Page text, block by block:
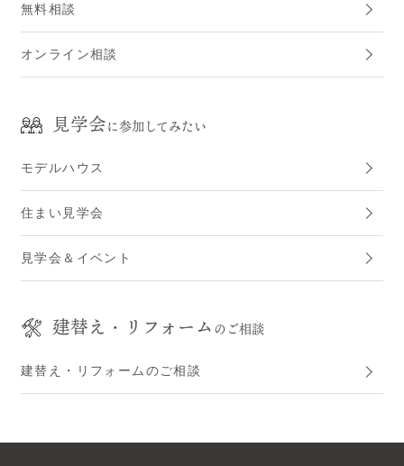
無料相談
オンライン相談
見学会に参加してみたい
モデルハウス
住まい見学会
見学会＆イベント
建替え・リフォーム のご相談
建替え・リフォームのご相談